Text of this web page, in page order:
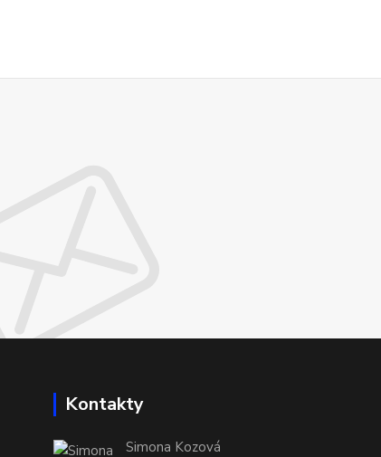
Kontakty
Simona Kozová